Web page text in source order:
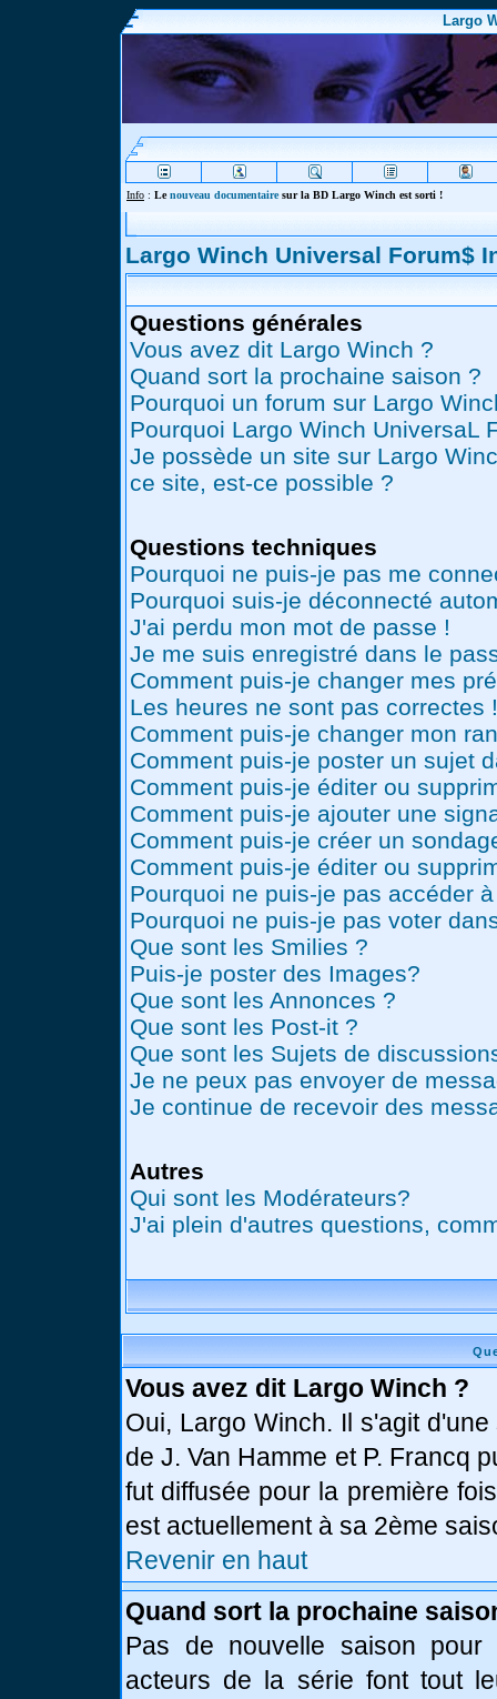
Largo
Info : Lenouveau documentairesur la BD Largo Winch est sorti !
Largo Winch Universal Forum$
Questions générales
Vous avez dit Largo Winch ?
Quand sort la prochaine saison ?
Pourquoi un forum sur Largo
Pourquoi Largo Winch UniversaL
Je possède un site sur Largo
ce site, est-ce possible ?
Questions techniques
Pourquoi ne puis-je pas me
Pourquoi suis-je déconnecté
J'ai perdu mon mot de passe !
Je me suis enregistré dans le
Comment puis-je changer mes
Les heures ne sont pas correctes !
Comment puis-je changer mon
Comment puis-je poster un sujet
Comment puis-je éditer ou
Comment puis-je ajouter une
Comment puis-je créer un
Comment puis-je éditer ou
Pourquoi ne puis-je pas accéder
Pourquoi ne puis-je pas voter
Que sont les Smilies ?
Puis-je poster des Images?
Que sont les Annonces ?
Que sont les Post-it ?
Que sont les Sujets de
Je ne peux pas envoyer de
Je continue de recevoir des
Autres
Qui sont les Modérateurs?
J'ai plein d'autres questions,
Vous avez dit Largo Winch ?
Oui, Largo Winch. Il s'agit
de J. Van Hamme et P. Francq
fut diffusée pour la première
est actuellement à sa 2ème
Revenir en haut
Quand sort la prochaine
Pas de nouvelle saison pour
acteurs de la série font tout